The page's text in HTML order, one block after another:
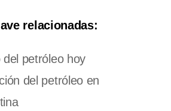
relacionadas:
del petróleo hoy
del petróleo en